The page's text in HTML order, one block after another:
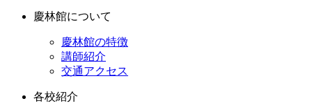
慶林館について
慶林館の特徴
講師紹介
交通アクセス
各校紹介